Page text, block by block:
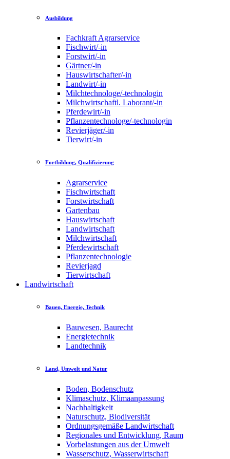
Ausbildung
Fachkraft Agrarservice
Fischwirt/-in
Forstwirt/-in
Gärtner/-in
Hauswirtschafter/-in
Landwirt/-in
Milchtechnologe/-technologin
Milchwirtschaftl. Laborant/-in
Pferdewirt/-in
Pflanzentechnologe/-technologin
Revierjäger/-in
Tierwirt/-in
Fortbildung, Qualifizierung
Agrarservice
Fischwirtschaft
Forstwirtschaft
Gartenbau
Hauswirtschaft
Landwirtschaft
Milchwirtschaft
Pferdewirtschaft
Pflanzentechnologie
Revierjagd
Tierwirtschaft
Landwirtschaft
Bauen, Energie, Technik
Bauwesen, Baurecht
Energietechnik
Landtechnik
Land, Umwelt und Natur
Boden, Bodenschutz
Klimaschutz, Klimaanpassung
Nachhaltigkeit
Naturschutz, Biodiversität
Ordnungsgemäße Landwirtschaft
Regionales und Entwicklung, Raum
Vorbelastungen aus der Umwelt
Wasserschutz, Wasserwirtschaft